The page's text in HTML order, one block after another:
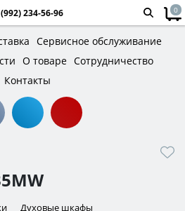
234-56-96 0
Сервисное обслуживание
О товаре Сотрудничество
Контакты
Духовые шкафы